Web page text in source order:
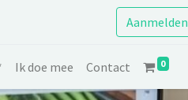
Aanmelden
Ik doe mee Contact 0